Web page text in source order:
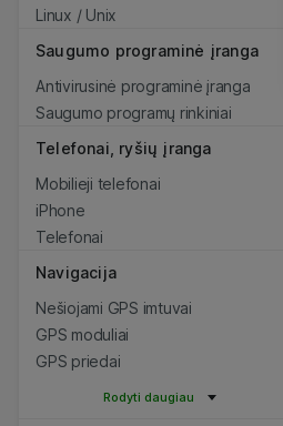
Linux / Unix
Saugumo programinė įranga
Antivirusinė programinė įranga
Saugumo programų rinkiniai
Telefonai, ryšių įranga
Mobilieji telefonai
iPhone
Telefonai
Navigacija
Nešiojami GPS imtuvai
GPS moduliai
GPS priedai
Rodyti daugiau